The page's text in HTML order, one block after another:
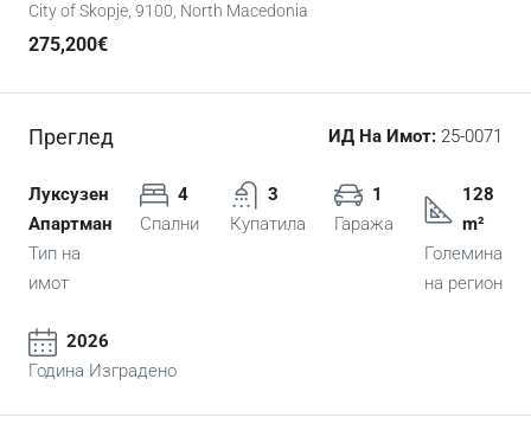
City of Skopje, 9100, North Macedonia
275,200€
Преглед ИД На Имот: 25-0071
Луксузен
Апартман
Тип на
имот
4
Спални
3
Купатила
1
Гаража
128
m²
Големина
на регион
2026
Година Изградено